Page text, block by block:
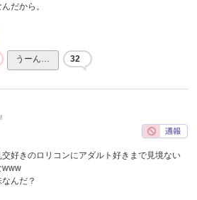
だから。
うーん… 32
好きのロリコンにアダルト好きまで見境ない
www
んだ？